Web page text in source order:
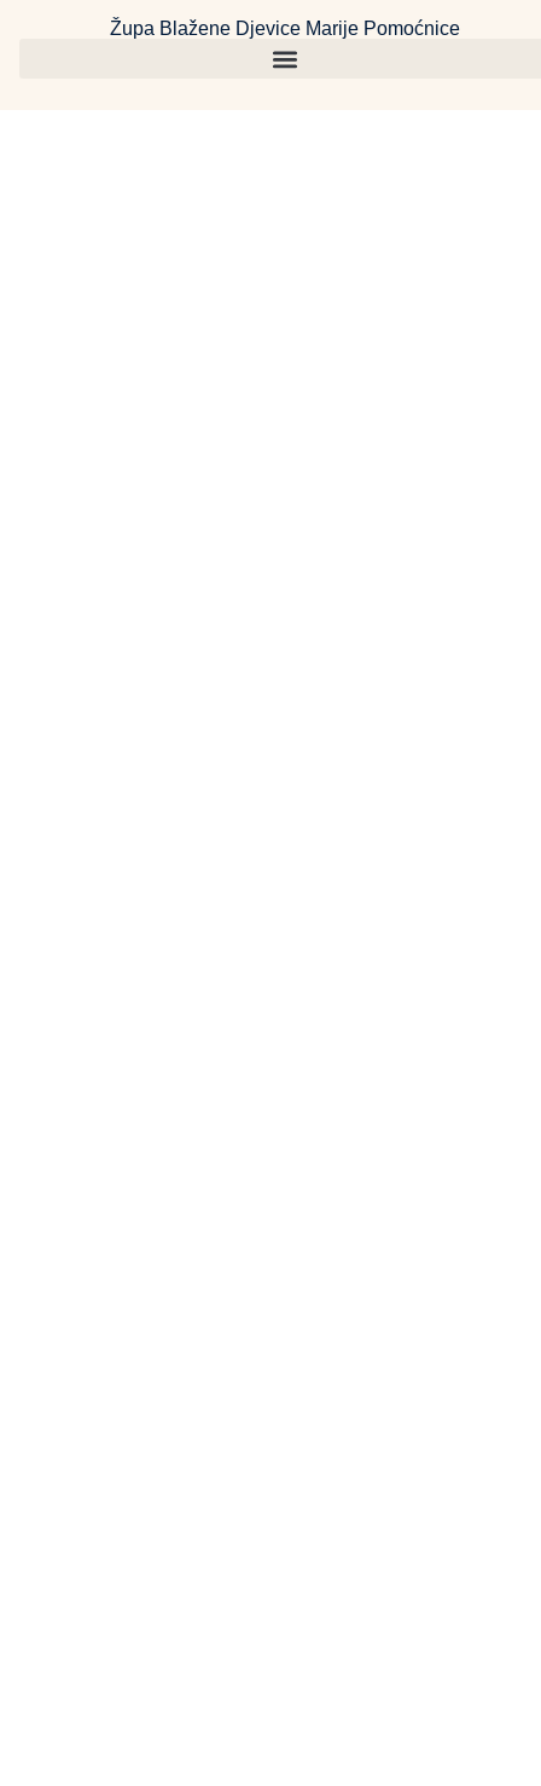
Župa Blažene Djevice Marije Pomoćnice